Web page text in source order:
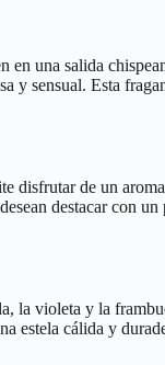
una salida
sensual. Esta
de un
destacar con
violeta y la
cálida y